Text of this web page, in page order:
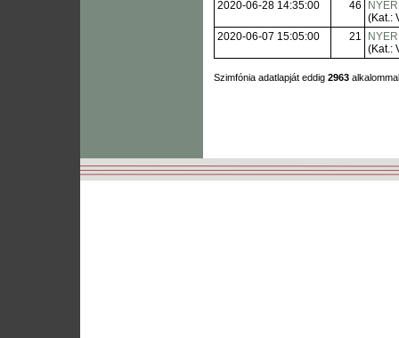
2020-06-28 14:35:00
46
(Kat.:
2020-06-07 15:05:00
21
(Kat.:
Szimfónia adatlapját eddig 2963